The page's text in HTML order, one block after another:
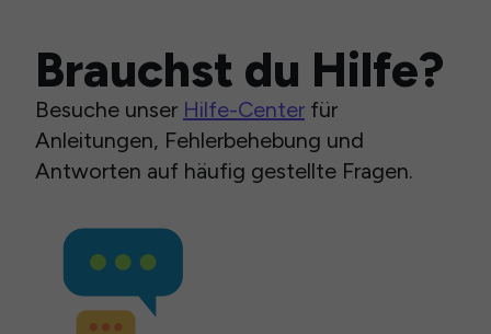
Brauchst du Hilfe?
Besuche unser Hilfe-Center für
Anleitungen, Fehlerbehebung und
Antworten auf häufig gestellte Fragen.